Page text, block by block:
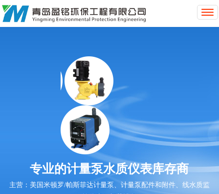
T
g
t
专业的计量泵水质仪表库存商
主营：美国米顿罗/帕斯菲达计量泵、计量泵配件和附件、线水质监